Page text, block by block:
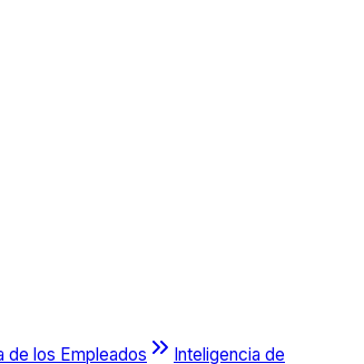
de los Empleados
Inteligencia de